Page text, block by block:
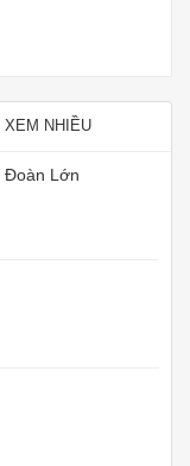
XEM NHIỀU
Đoàn Lớn